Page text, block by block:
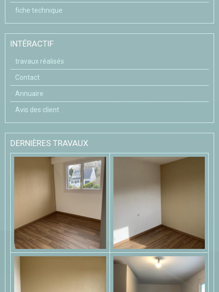
fiche technique
INTÉRACTIF
travaux réalisés
Contact
Annuaire
Avis des client
DERNIÈRES TRAVAUX